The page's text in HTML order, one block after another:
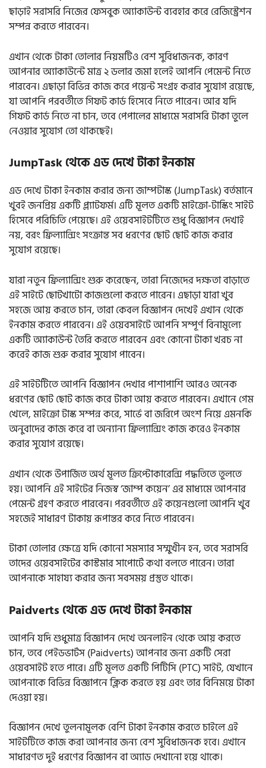
ছাড়াই সরাসরি নিজের ফেসবুক অ্যাকাউন্ট ব্যবহার করে রেজিস্ট্রেশন
সম্পন্ন করতে পারবেন।
এখান থেকে টাকা তোলার নিয়মটিও বেশ সুবিধাজনক, কারণ
আপনার অ্যাকাউন্টে মাত্র ২ ডলার জমা হলেই আপনি পেমেন্ট নিতে
পারবেন। এছাড়া বিভিন্ন কাজ করে পয়েন্ট সংগ্রহ করার সুযোগ রয়েছে,
যা আপনি পরবর্তীতে গিফট কার্ড হিসেবে নিতে পারেন। আর যদি
গিফট কার্ড নিতে না চান, তবে পেপালের মাধ্যমে সরাসরি টাকা তুলে
নেওয়ার সুযোগ তো থাকছেই।
JumpTask থেকে এড দেখে টাকা ইনকাম
এড দেখে টাকা ইনকাম করার জন্য জাম্পটাস্ক (JumpTask) বর্তমানে
খুবই জনপ্রিয় একটি প্ল্যাটফর্ম। এটি মূলত একটি মাইক্রো-টাস্কিং সাইট
হিসেবে পরিচিতি পেয়েছে। এই ওয়েবসাইটটিতে শুধু বিজ্ঞাপন দেখাই
নয়, বরং ফ্রিল্যান্সিং সংক্রান্ত সব ধরণের ছোট ছোট কাজ করার
সুযোগ রয়েছে।
যারা নতুন ফ্রিল্যান্সিং শুরু করেছেন, তারা নিজেদের দক্ষতা বাড়াতে
এই সাইটে ছোটখাটো কাজগুলো করতে পারেন। এছাড়া যারা খুব
সহজে আয় করতে চান, তারা কেবল বিজ্ঞাপন দেখেই এখান থেকে
ইনকাম করতে পারবেন। এই ওয়েবসাইটে আপনি সম্পূর্ণ বিনামূল্যে
একটি অ্যাকাউন্ট তৈরি করতে পারবেন এবং কোনো টাকা খরচ না
করেই কাজ শুরু করার সুযোগ পাবেন।
এই সাইটটিতে আপনি বিজ্ঞাপন দেখার পাশাপাশি আরও অনেক
ধরণের ছোট ছোট কাজ করে টাকা আয় করতে পারবেন। এখানে গেম
খেলে, মাইক্রো টাস্ক সম্পন্ন করে, সার্ভে বা জরিপে অংশ নিয়ে এমনকি
অনুবাদের কাজ করে বা অন্যান্য ফ্রিল্যান্সিং কাজ করেও ইনকাম
করার সুযোগ রয়েছে।
এখান থেকে উপার্জিত অর্থ মূলত ক্রিপ্টোকারেন্সি পদ্ধতিতে তুলতে
হয়। আপনি এই সাইটের নিজস্ব ‘জাম্প কয়েন’ এর মাধ্যমে আপনার
পেমেন্ট গ্রহণ করতে পারবেন। পরবর্তীতে এই কয়েনগুলো আপনি খুব
সহজেই সাধারণ টাকায় রূপান্তর করে নিতে পারবেন।
টাকা তোলার ক্ষেত্রে যদি কোনো সমস্যার সম্মুখীন হন, তবে সরাসরি
তাদের ওয়েবসাইটের কাস্টমার সাপোর্টে কথা বলতে পারেন। তারা
আপনাকে সাহায্য করার জন্য সবসময় প্রস্তুত থাকে।
Paidverts থেকে এড দেখে টাকা ইনকাম
আপনি যদি শুধুমাত্র বিজ্ঞাপন দেখে অনলাইন থেকে আয় করতে
চান, তবে পেইডভার্টস (Paidverts) আপনার জন্য একটি সেরা
ওয়েবসাইট হতে পারে। এটি মূলত একটি পিটিসি (PTC) সাইট, যেখানে
আপনাকে বিভিন্ন বিজ্ঞাপনে ক্লিক করতে হয় এবং তার বিনিময়ে টাকা
দেওয়া হয়।
বিজ্ঞাপন দেখে তুলনামূলক বেশি টাকা ইনকাম করতে চাইলে এই
সাইটটিতে কাজ করা আপনার জন্য বেশ সুবিধাজনক হবে। এখানে
সাধারণত দুই ধরণের বিজ্ঞাপন বা অ্যাড দেখানো হয়ে থাকে।